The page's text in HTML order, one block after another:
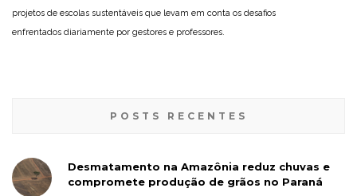
projetos de escolas sustentáveis que levam em conta os desafios
enfrentados diariamente por gestores e professores.
POSTS RECENTES
Desmatamento na Amazônia reduz chuvas e
compromete produção de grãos no Paraná